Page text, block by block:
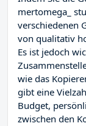
mertomega_
verschiedenen
von qualitativ
Es ist jedoch
wie das
gibt eine
Budget,
zwischen den